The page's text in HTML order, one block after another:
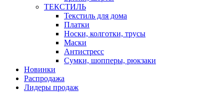
ТЕКСТИЛЬ
Текстиль для дома
Платки
Носки, колготки, трусы
Маски
Антистресс
Сумки, шопперы, рюкзаки
Новинки
Распродажа
Лидеры продаж